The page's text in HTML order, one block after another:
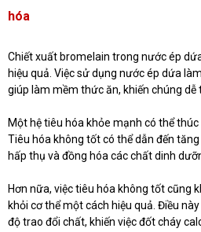
hóa
Chiết xuất bromelain trong nước ép
hiệu quả. Việc sử dụng nước ép dứa
giúp làm mềm thức ăn, khiến chúng dễ
Một hệ tiêu hóa khỏe mạnh có thể
Tiêu hóa không tốt có thể dẫn đến
hấp thụ và đồng hóa các chất dinh
Hơn nữa, việc tiêu hóa không tốt cũng
khỏi cơ thể một cách hiệu quả. Điều
độ trao đổi chất, khiến việc đốt cháy